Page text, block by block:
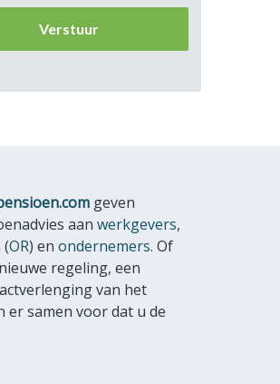
geven
aan werkgevers,
OR) en ondernemers. Of
regeling, een
van het
er samen voor dat u de